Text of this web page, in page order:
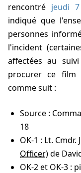
rencontré jeudi
indiqué que
personnes
l'incident
affectées au
procurer ce film
comme suit :
Source :
18
OK-1 : Lt. Cmdr.
de
OK-2 et OK-3 :